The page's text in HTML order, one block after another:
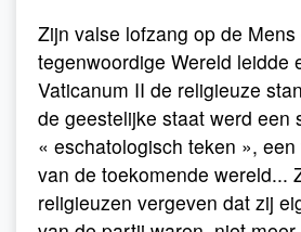
Zijn valse lofzang op de Mens
tegenwoordige Wereld leidde
Vaticanum II de religieuze
de geestelijke staat werd een
« eschatologisch teken »,
van de toekomende wereld...
religieuzen vergeven dat zij